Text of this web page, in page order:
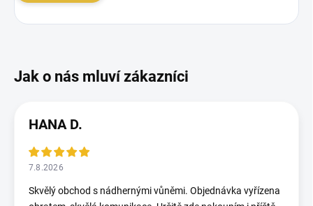
HANA D.
7.8.2026
Skvělý obchod s nádhernými vůněmi. Objednávka vyřízena